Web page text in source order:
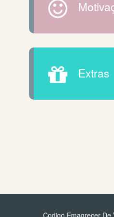
Extras
Codigo Emagrecer De